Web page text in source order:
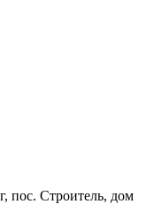
пос. Строитель, дом